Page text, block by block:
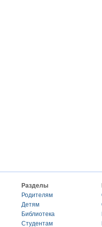
Разделы
Родителям
Детям
Библиотека
Студентам